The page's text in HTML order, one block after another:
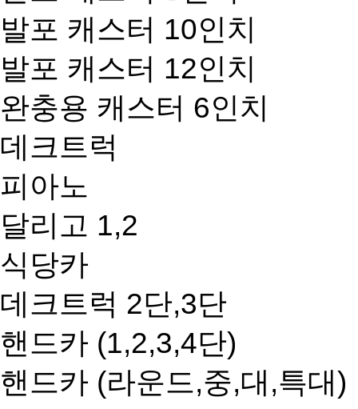
발포 캐스터 10인치
발포 캐스터 12인치
완충용 캐스터 6인치
데크트럭
피아노
달리고 1,2
식당카
데크트럭 2단,3단
핸드카 (1,2,3,4단)
핸드카 (라운드,중,대,특대)